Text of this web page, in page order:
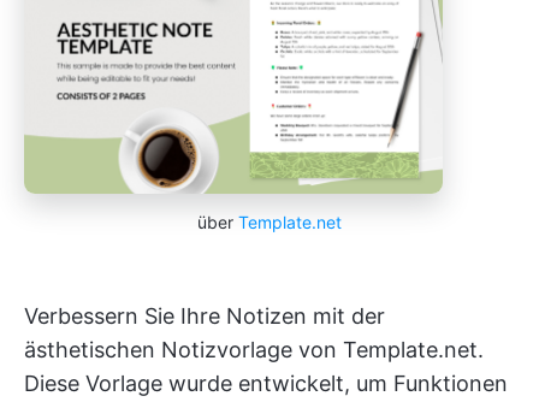
über Template.net
Verbessern Sie Ihre Notizen mit der
ästhetischen Notizvorlage von Template.net.
Diese Vorlage wurde entwickelt, um Funktionen